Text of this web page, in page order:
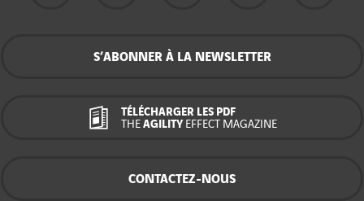
S’ABONNER À LA NEWSLETTER
TÉLÉCHARGER LES PDF
THE AGILITY EFFECT MAGAZINE
CONTACTEZ-NOUS